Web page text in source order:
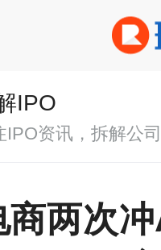
IPO
IPO资讯，拆解公司
两次